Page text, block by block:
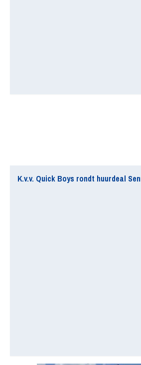
K.v.v. Quick Boys rondt huurdeal